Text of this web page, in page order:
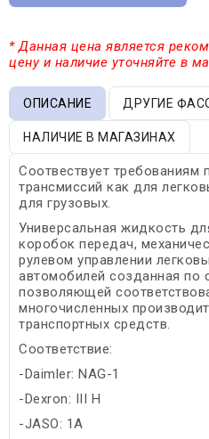
* Данная цена является
цену и наличие уточняйте в
ОПИСАНИЕ ДРУГИЕ
НАЛИЧИЕ В МАГАЗИНАХ
Соотвествует требованиям
трансмиссий как для
для грузовых.
Универсальная жидкость
коробок передач,
рулевом управлении
автомобилей созданная по
позволяющей
многочисленных
транспортных средств.
Соответствие:
-Daimler: NAG-1
-Dexron: III H
-JASO: 1A